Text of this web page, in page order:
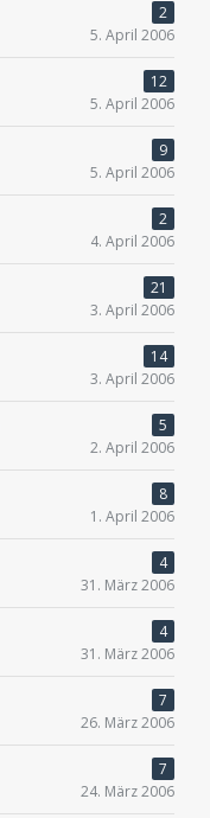
2
5. April 2006
12
5. April 2006
9
5. April 2006
2
4. April 2006
21
3. April 2006
14
3. April 2006
5
2. April 2006
8
1. April 2006
4
31. März 2006
4
31. März 2006
7
26. März 2006
7
24. März 2006